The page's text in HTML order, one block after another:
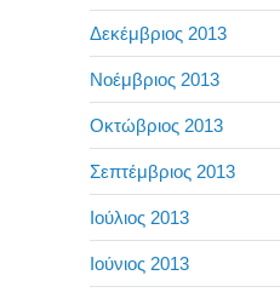
Δεκέμβριος 2013
Νοέμβριος 2013
Οκτώβριος 2013
Σεπτέμβριος 2013
Ιούλιος 2013
Ιούνιος 2013